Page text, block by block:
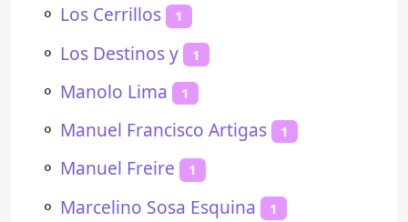
⚬ Los Cerrillos 1
⚬ Los Destinos y 1
⚬ Manolo Lima 1
⚬ Manuel Francisco Artigas 1
⚬ Manuel Freire 1
⚬ Marcelino Sosa Esquina 1